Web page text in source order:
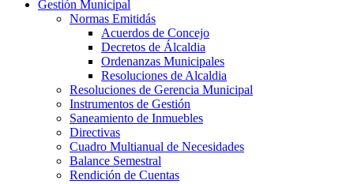
Gestión Municipal
Normas Emitidás
Acuerdos de Concejo
Decretos de Álcaldia
Ordenanzas Municipales
Resoluciones de Alcaldia
Resoluciones de Gerencia Municipal
Instrumentos de Gestión
Saneamiento de Inmuebles
Directivas
Cuadro Multianual de Necesidades
Balance Semestral
Rendición de Cuentas